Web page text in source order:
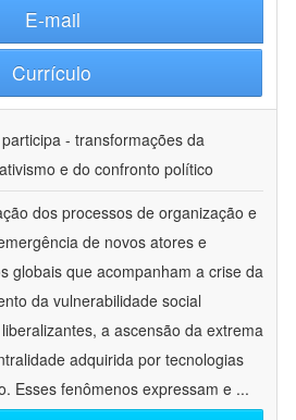
E-mail
Currículo
- transformações da
e do confronto político
dos processos de organização e
de novos atores e
globais que acompanham a crise da
da vulnerabilidade social
a ascensão da extrema
adquirida por tecnologias
Esses fenômenos expressam e ...